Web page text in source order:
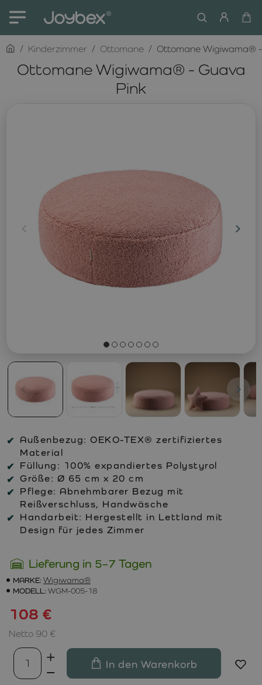
Ottomane Wigiwama® - Guava
Pink
homeKinderzimmer Ottomane Ottomane Wigiwama®
Außenbezug: OEKO-TEX® zertifiziertes
Material
Füllung: 100% expandiertes Polystyrol
Größe: Ø 65 cm x 20 cm
Pflege: Abnehmbarer Bezug mit
Reißverschluss, Handwäsche
Handarbeit: Hergestellt in Lettland mit
Design für jedes Zimmer
Lieferung in 5–7 Tagen
MARKE: Wigiwama®
MODELL: WGM-005-18
108 €
Netto 90 €
In den Warenkorb